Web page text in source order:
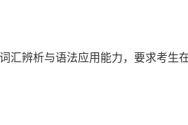
汇辨析与语法应用能力，要求考生